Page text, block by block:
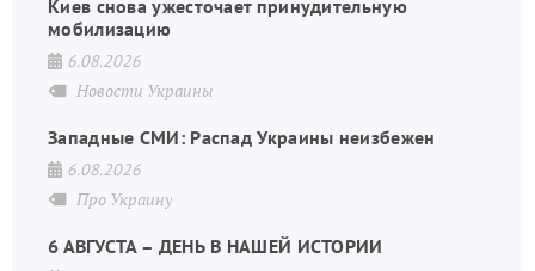
Киев снова ужесточает принудительную
мобилизацию
6.08.2026
Новости Украины
Западные СМИ: Распад Украины неизбежен
6.08.2026
Про Украину
6 АВГУСТА – ДЕНЬ В НАШЕЙ ИСТОРИИ